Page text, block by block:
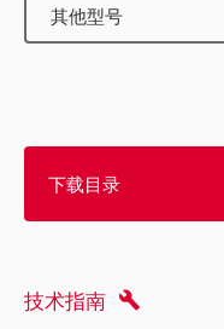
其他型号
下载目录
技术指南